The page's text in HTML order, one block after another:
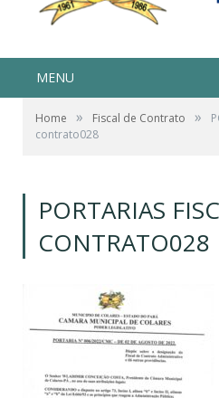
MENU
Home » Fiscal de Contrato »
contrato028
PORTARIAS
CONTRATO028